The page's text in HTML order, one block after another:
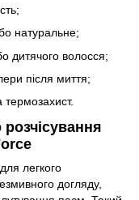
натуральне;
дитячого волосся;
після миття;
термозахист.
легкого
догляду,